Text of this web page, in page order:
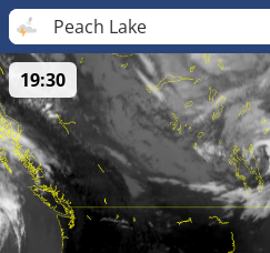
Peach Lake
19:30